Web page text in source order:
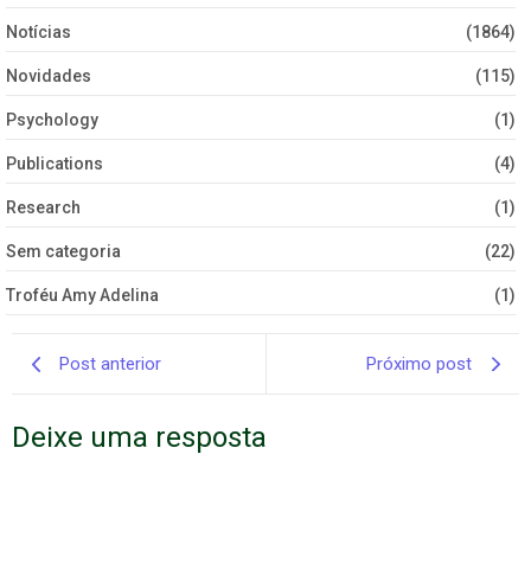
Notícias (1864)
Novidades (115)
Psychology (1)
Publications (4)
Research (1)
Sem categoria (22)
Troféu Amy Adelina (1)
Post anterior Próximo post
Deixe uma resposta